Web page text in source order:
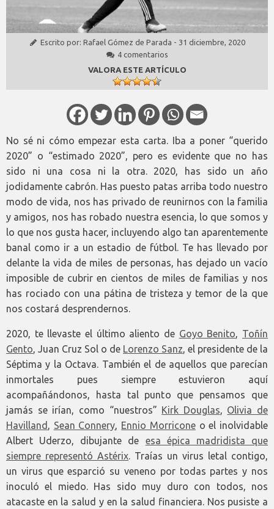
Escrito por: Rafael Gómez de Parada - 31 diciembre, 2020
4 comentarios
VALORA ESTE ARTÍCULO
No sé ni cómo empezar esta carta. Iba a poner “querido
2020” o “estimado 2020”, pero es evidente que no has
sido ni una cosa ni la otra. 2020, has sido un año
jodidamente cabrón. Has puesto patas arriba todo nuestro
modo de vida, nos has privado de reunirnos con la familia
y amigos, nos has robado nuestra esencia, lo que somos y
lo que nos gusta hacer, incluyendo algo tan aparentemente
banal como ir a un estadio de fútbol. Te has llevado por
delante la vida de miles de personas, has dejado un vacío
imposible de cubrir en cientos de miles de familias y nos
has rociado con una pátina de tristeza y temor de la que
nos costará desprendernos.
2020, te llevaste el último aliento de Goyo Benito, Toñín
Gento, Juan Cruz Sol o de Lorenzo Sanz, el presidente de la
Séptima y la Octava. También el de aquellos que parecían
inmortales pues siempre estuvieron aquí
acompañándonos, hasta tal punto que pensamos que
jamás se irían, como “nuestros” Kirk Douglas, Olivia de
Havilland , Sean Connery, Ennio Morriconeo el inolvidable
Albert Uderzo, dibujante de esa épica madridista que
siempre representó Astérix. Traías un virus letal contigo,
un virus que esparció su veneno por todas partes y nos
inoculó el miedo. Has sido muy duro con todos, nos
atacaste en la salud y en la salud financiera. Nos pusiste a